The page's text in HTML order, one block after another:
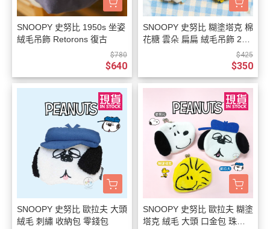
SNOOPY 史努比 1950s 坐姿
絨毛吊飾 Retorons 復古
$780
$640
SNOOPY 史努比 糊塗塔克 棉
花糖 雲朵 扁扁 絨毛吊飾 2選
$425
$350
SNOOPY 史努比 歐拉夫 大頭
絨毛 刺繡 收納包 零錢包
SNOOPY 史努比 歐拉夫 糊塗
塔克 絨毛 大頭 口金包 珠珠